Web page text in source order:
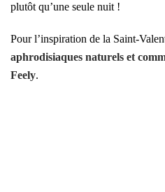
plutôt qu’une seule nuit !
Pour l’inspiration de la Saint-
aphrodisiaques naturels et
Feely.